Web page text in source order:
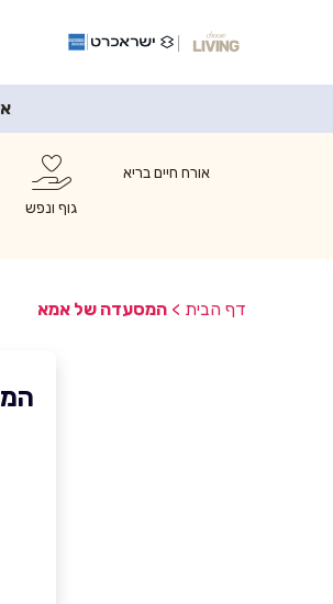
אורח חיים בריא
גוף ונפש
דף הבית > המסעדה של אמא